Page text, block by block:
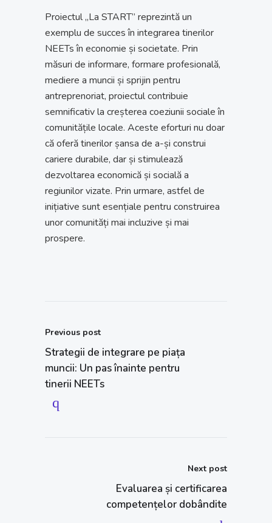
Proiectul „La START” reprezintă un
exemplu de succes în integrarea tinerilor
NEETs în economie și societate. Prin
măsuri de informare, formare profesională,
mediere a muncii și sprijin pentru
antreprenoriat, proiectul contribuie
semnificativ la creșterea coeziunii sociale în
comunitățile locale. Aceste eforturi nu doar
că oferă tinerilor șansa de a-și construi
cariere durabile, dar și stimulează
dezvoltarea economică și socială a
regiunilor vizate. Prin urmare, astfel de
inițiative sunt esențiale pentru construirea
unor comunități mai incluzive și mai
prospere.
Previous post
Strategii de integrare pe piața
muncii: Un pas înainte pentru
tinerii NEETs
Next post
Evaluarea și certificarea
competențelor dobândite